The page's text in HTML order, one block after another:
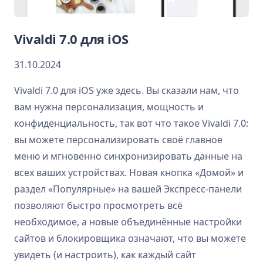
Vivaldi 7.0 для iOS
31.10.2024
Vivaldi 7.0 для iOS уже здесь. Вы сказали нам, что
вам нужна персонализация, мощность и
конфиденциальность, так вот что такое Vivaldi 7.0:
вы можете персонализировать своё главное
меню и мгновенно синхронизировать данные на
всех ваших устройствах. Новая кнопка «Домой» и
раздел «Популярные» на вашей Экспресс-панели
позволяют быстро просмотреть всё
необходимое, а новые объединённые настройки
сайтов и блокировщика означают, что вы можете
увидеть (и настроить), как каждый сайт